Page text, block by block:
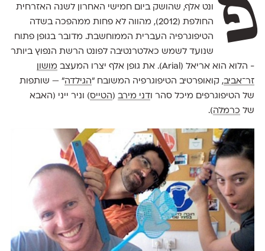
פ
ונט אלף, שהושק ביום חמישי האחרון לשנה האזרחית
החולפת (2012), מהווה לא פחות ממהפכה בשדה
הטיפוגרפיה העברית הממוחשבת. מדובר בגופן פתוח
שנועד לשמש כאלטרנטיבה לפונט הרשת הנפוץ ביותר
- הלוא הוא אריאל (Arial). את גופן אלף יצרו המעצב
מושון
זר־אביב, קואופרטיב הטיפוגרפיה המשובח "הגילדה" — שותפות
של הטיפוגרפים מיכל סהר ודני מירב(הטייס) וניר ייני (האבא
של כרמלה).